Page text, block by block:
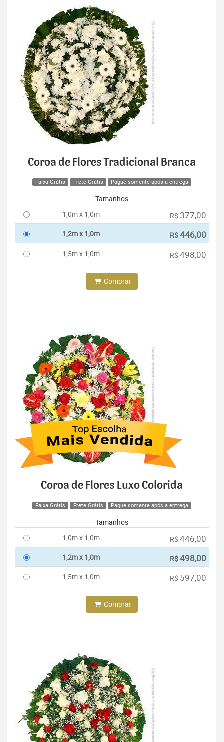
Coroa de Flores Tradicional Branca
Faixa Grátis Frete Grátis Pague somente após a entrega
Tamanhos
1,0m x 1,0m
R$ 377,00
1,2m x 1,0m R$446,00
1,5m x 1,0m R$ 498,00
Comprar
Coroa de Flores Luxo Colorida
Faixa Grátis Frete Grátis Pague somente após a entrega
Tamanhos
1,0m x 1,0m
R$ 446,00
1,2m x 1,0m R$498,00
1,5m x 1,0m R$ 597,00
Comprar